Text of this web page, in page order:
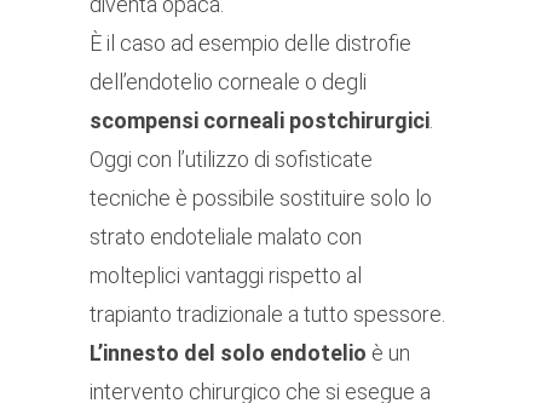
È il caso ad esempio delle distrofie
dell’endotelio corneale o degli
scompensi corneali postchirurgici.
Oggi con l’utilizzo di sofisticate
tecniche è possibile sostituire solo lo
strato endoteliale malato con
molteplici vantaggi rispetto al
trapianto tradizionale a tutto spessore.
L’innesto del solo endotelio è un
intervento chirurgico che si esegue a